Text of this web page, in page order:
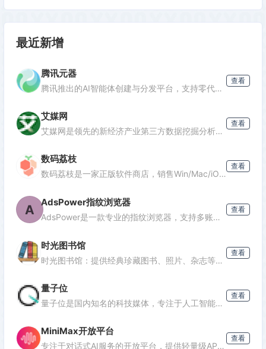
最近新增
腾讯元器
腾讯推出的AI智能体创建与分发平台，支持零代码开发专属AI聊天机器人，深度集成腾讯生态能力，可分发至微信等渠道。
查看
艾媒网
艾媒网是领先的新经济产业第三方数据挖掘分析机构，提供行业报告、消费洞察和商业趋势数据，覆盖AI、电商、汽车等多个领域。
查看
数码荔枝
数码荔枝是一家正版软件商店，销售Win/Mac/iOS/Android平台的影音、办公、设计等软件，并提供使用教程和会员优惠。
查看
A AdsPower指纹浏览器
AdsPower是一款专业的指纹浏览器，支持多账号防关联管理，适用于跨境电商、广告投放、社媒营销等场景，提供独立浏览器环境，降低封号风险。
查看
时光图书馆
时光图书馆：提供经典珍藏图书、照片、杂志等文化资源的数字平台。
查看
量子位
量子位是国内知名的科技媒体，专注于人工智能领域，提供最新AI资讯、行业分析和深度报道，是了解AI发展的重要窗口。
查看
MiniMax开放平台
专注于对话式AI服务的开放平台，提供轻量级API接口，支持多轮对话、文本生成等功能，适合需要快速集成对话能力的开发者。
查看